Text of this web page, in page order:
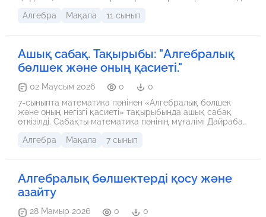
жақсартады. Ұсынылған авторлық әдіс-тәсілдер мен
арттыруға септігін тигізеді. Ұсынылған әдістемелік жүйе
жалпы білім беретін мектептердің математика пәні
мұғалімдерінің күнделікті тәжірибесінде кеңінен
қолданыла алады.
Алгебра Мақала 11 сынып
Ашық сабақ. Тақырыбы: "Алгебралық
бөлшек және оның қасиеті."
02 Маусым 2026 0
0
7-сыныпта математика пәнінен «Алгебралық бөлшек
және оның негізгі қасиеті» тақырыбында ашық сабақ
өткізілді. Сабақты математика пәнінің мұғалімі Дайрабай
алгебралық бөлшектер туралы білімдерін толықтырып,
оқушылардың пәнге деген қызығушылығы мен
белсенділігі жоғары деңгейде байқалды. Сабақ өз
мақсатына жетіп, оқушылардың математикалық
білімдерін жетілдіруге ықпал етті.
Алгебра Мақала 7 сынып
Алгебралық бөлшектерді қосу және
азайту
28 Мамыр 2026 0
0